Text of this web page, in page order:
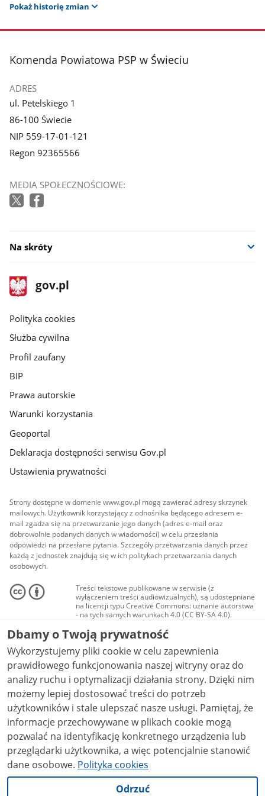
Pokaż historię zmian
stopka
Komenda Powiatowa PSP w Świeciu
ADRES
ul. Petelskiego 1
86-100 Świecie
NIP 559-17-01-121
Regon 92365566
MEDIA SPOŁECZNOŚCIOWE:
Na skróty
stopka
gov.pl
Strona
gov.pl
gov.pl
Polityka cookies
Służba cywilna
Profil zaufany
BIP
Prawa autorskie
Warunki korzystania
Geoportal
Deklaracja dostępności serwisu Gov.pl
Ustawienia prywatności
Strony dostępne w domenie www.gov.pl mogą zawierać adresy skrzynek
mailowych. Użytkownik korzystający z odnośnika będącego adresem e-
mail zgadza się na przetwarzanie jego danych (adres e-mail oraz
dobrowolnie podanych danych w wiadomości) w celu przesłania
odpowiedzi na przesłane pytania. Szczegóły przetwarzania danych przez
każdą z jednostek znajdują się w ich politykach przetwarzania danych
osobowych.
Treści tekstowe publikowane w serwisie (z
wyłączeniem treści audiowizualnych), są udostępniane
na licencji typu Creative Commons: uznanie autorstwa
- na tych samych warunkach 4.0 (CC BY-SA 4.0).
Materiały audiowizualne, w tym zdjęcia, materiały
audio i wideo, są udostępniane na licencji typu
Creative Commons: uznanie autorstwa użycie
niekomercyjne - bez utworów zależnych 4.0 (CC BY-
NC-ND 4.0), o ile nie jest to stwierdzone inaczej.
Dbamy o Twoją prywatność
Wykorzystujemy pliki cookie w celu zapewnienia
prawidłowego funkcjonowania naszej witryny oraz do
analizy ruchu i optymalizacji działania strony. Dzięki nim
możemy lepiej dostosować treści do potrzeb
użytkowników i stale ulepszać nasze usługi. Pamiętaj, że
informacje przechowywane w plikach cookie mogą
pozwalać na identyfikację konkretnego urządzenia lub
przeglądarki użytkownika, a więc potencjalnie stanowić
dane osobowe. Polityka cookies
Odrzuć